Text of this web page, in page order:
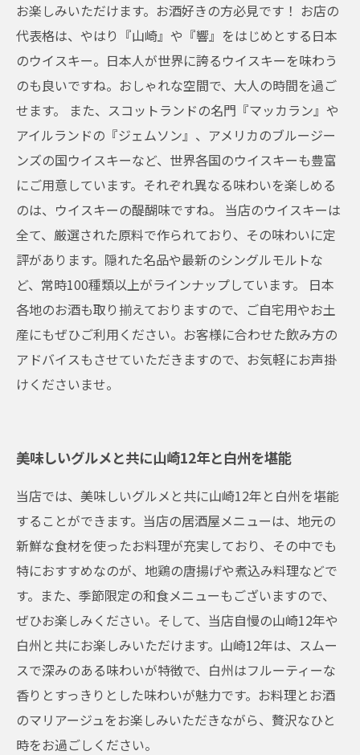
お楽しみいただけます。お酒好きの方必見です！ お店の
代表格は、やはり『山崎』や『響』をはじめとする日本
のウイスキー。日本人が世界に誇るウイスキーを味わう
のも良いですね。おしゃれな空間で、大人の時間を過ご
せます。 また、スコットランドの名門『マッカラン』や
アイルランドの『ジェムソン』、アメリカのブルージー
ンズの国ウイスキーなど、世界各国のウイスキーも豊富
にご用意しています。それぞれ異なる味わいを楽しめる
のは、ウイスキーの醍醐味ですね。 当店のウイスキーは
全て、厳選された原料で作られており、その味わいに定
評があります。隠れた名品や最新のシングルモルトな
ど、常時100種類以上がラインナップしています。 日本
各地のお酒も取り揃えておりますので、ご自宅用やお土
産にもぜひご利用ください。お客様に合わせた飲み方の
アドバイスもさせていただきますので、お気軽にお声掛
けくださいませ。
美味しいグルメと共に山崎12年と白州を堪能
当店では、美味しいグルメと共に山崎12年と白州を堪能
することができます。当店の居酒屋メニューは、地元の
新鮮な食材を使ったお料理が充実しており、その中でも
特におすすめなのが、地鶏の唐揚げや煮込み料理などで
す。また、季節限定の和食メニューもございますので、
ぜひお楽しみください。そして、当店自慢の山崎12年や
白州と共にお楽しみいただけます。山崎12年は、スムー
スで深みのある味わいが特徴で、白州はフルーティーな
香りとすっきりとした味わいが魅力です。お料理とお酒
のマリアージュをお楽しみいただきながら、贅沢なひと
時をお過ごしください。